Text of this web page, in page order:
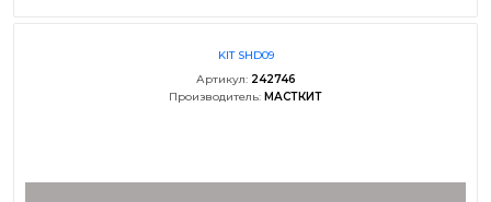
KIT SHD09
Артикул: 242746
Производитель: МАСТКИТ